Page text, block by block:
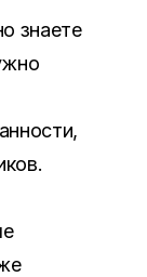
знаете
,
.